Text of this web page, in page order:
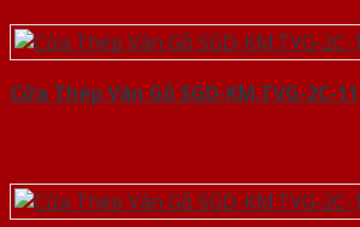
Cửa Thép Vân Gỗ SGD-KM.TVG-2C-11